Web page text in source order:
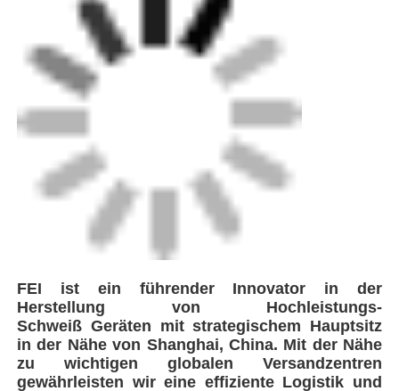
FEI ist ein führender Innovator in der
Herstellung von Hochleistungs-
Schweiß Geräten mit strategischem Hauptsitz
in der Nähe von Shanghai, China. Mit der Nähe
zuwichtigen globalen Versandzentren
gewährleisten wir eine effiziente Logistik und